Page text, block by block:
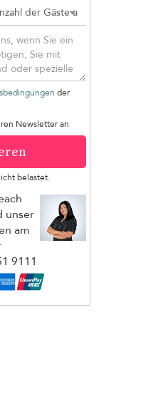
der
Newsletter an
belastet.
unser
am
9111